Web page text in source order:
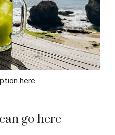
here
go here